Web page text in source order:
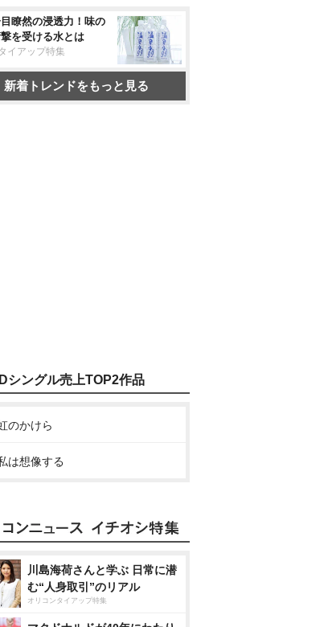
瞭然の浸透力！味の
を受ける水とは
イアップ特集
新着トレンドをもっと見る
シングル売上TOP2作品
のかけら
は想像する
川島海荷さんと学ぶ 日常に潜
む“人身取引”のリアル
オリコンタイアップ特集